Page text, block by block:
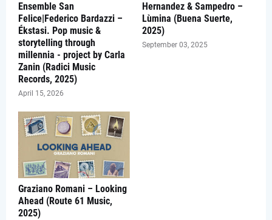
Ensemble San
Felice|Federico Bardazzi –
Ékstasi. Pop music &
storytelling through
millennia - project by Carla
Zanin (Radici Music
Records, 2025)
April 15, 2026
Hernandez & Sampedro –
Lùmina (Buena Suerte,
2025)
September 03, 2025
Graziano Romani – Looking
Ahead (Route 61 Music,
2025)